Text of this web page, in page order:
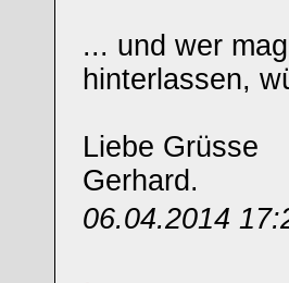
... und wer
hinterlassen,
Liebe Grüsse
Gerhard.
06.04.2014